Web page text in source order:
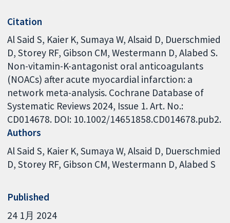
Citation
Al Said S, Kaier K, Sumaya W, Alsaid D, Duerschmied
D, Storey RF, Gibson CM, Westermann D, Alabed S.
Non-vitamin-K-antagonist oral anticoagulants
(NOACs) after acute myocardial infarction: a
network meta-analysis. Cochrane Database of
Systematic Reviews 2024, Issue 1. Art. No.:
CD014678. DOI: 10.1002/14651858.CD014678.pub2.
Authors
Al Said S Kaier K Sumaya W Alsaid D Duerschmied
D Storey RF Gibson CM Westermann D Alabed S
Published
24 1月 2024